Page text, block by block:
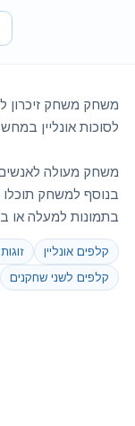
משחק משחק זיכרון
לסוכות אונליין
משחק מעולה
בנוסף למשחק תוכלו
בתמונות למעלה או
קלפים אונליין
קלפים לשני שחקנים